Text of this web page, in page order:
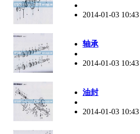
2014-01-03 10:43
轴承
2014-01-03 10:43
油封
2014-01-03 10:43